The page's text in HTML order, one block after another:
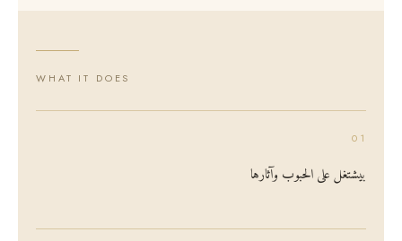
WHAT IT DOES
01
بيشتغل على الحبوب وآثارها